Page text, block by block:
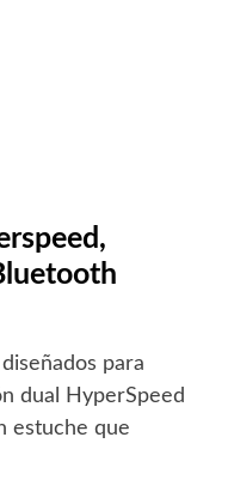
para
dual HyperSpeed
estuche que